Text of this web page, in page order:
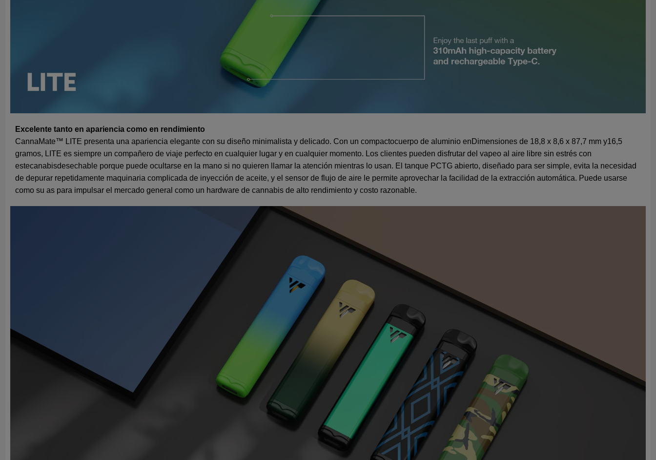
Excelente tanto en apariencia como en rendimiento
CannaMate™ LITE presenta una apariencia elegante con su diseño minimalista y delicado. Con un compactocuerpo de aluminio en Dimensiones de 18,8 x 8,6 x 87,7 mm y16,5
gramos, LITE es siempre un compañero de viaje perfecto en cualquier lugar y en cualquier momento. Los clientes pueden disfrutar del vapeo al aire libre sin estrés con
estecanabisdesechable porque puede ocultarse en la mano si no quieren llamar la atención mientras lo usan. El tanque PCTG abierto, diseñado para ser simple, evita la necesidad
de depurar repetidamente maquinaria complicada de inyección de aceite, y el sensor de flujo de aire le permite aprovechar la facilidad de la extracción automática. Puede usarse
como su as para impulsar el mercado general como un hardware de cannabis de alto rendimiento y costo razonable.